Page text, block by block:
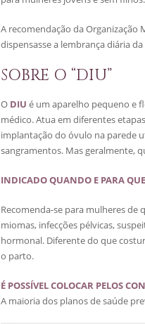
A recomendação da
dispensasse a lembrança diária
SOBRE O “DIU”
O DIU é um aparelho pequeno e
médico. Atua em diferentes
implantação do óvulo na parede
sangramentos. Mas geralmente,
INDICADO QUANDO E PARA
Recomenda-se para mulheres
miomas, infecções pélvicas,
hormonal. Diferente do que
o parto.
É POSSÍVEL COLOCAR PELOS
A maioria dos planos de saúde